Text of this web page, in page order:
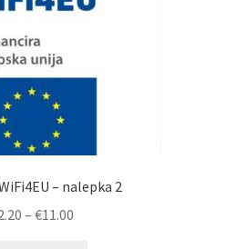
– nalepka 2
– €11.00